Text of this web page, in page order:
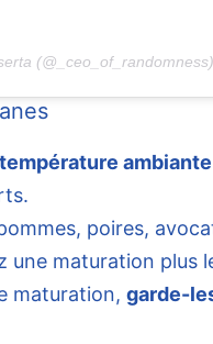
(@_ceo_of_randomness)
ambiante
poires,
une maturation plus
maturation, garde-